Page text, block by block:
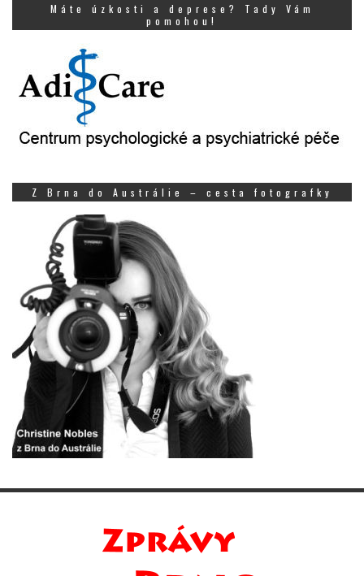
Máte úzkosti a deprese? Tady Vám
pomohou!
Z Brna do Austrálie – cesta fotografky